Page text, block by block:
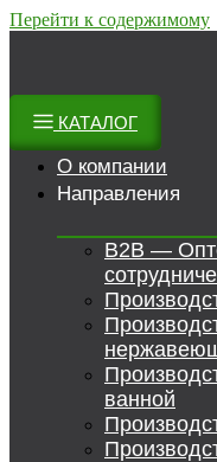
Перейти к содержимому
КАТАЛОГ
О компании
Направления
B2B —
ванной